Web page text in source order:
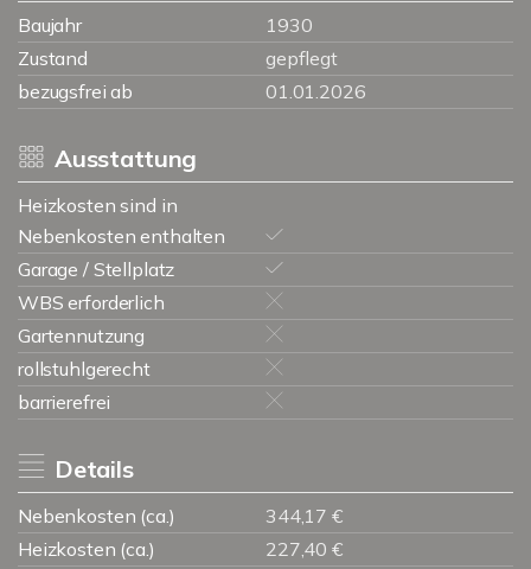
Baujahr
1930
Zustand
gepflegt
bezugsfrei ab
01.01.2026
Ausstattung
Heizkosten sind in
Nebenkosten enthalten
Garage / Stellplatz
WBS erforderlich
Gartennutzung
rollstuhlgerecht
barrierefrei
Details
Nebenkosten (ca.)
344,17 €
Heizkosten (ca.)
227,40 €